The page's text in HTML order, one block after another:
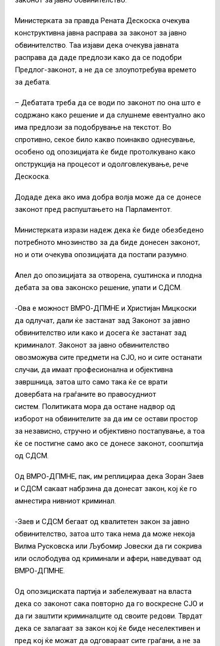
Министерката за правда Рената Дескоска очекува
конструктивна јавна расправа за законот за јавно
обвинителство. Таа изјави дека очекува јавната
расправа да даде предлози како да се подобри
Предлог-законот, а не да се злоупотребува времето
за дебата.
– Дебатата треба да се води по законот по она што е
содржано како решение и да слушнеме евентуално ако
има предлози за подобрување на текстот. Во
спротивно, секое било какво поинакво однесување,
особено од опозицијата ќе биде протолкувано како
опструкција на процесот и одолговлекување, рече
Дескоска.
Додаде дека ако има добра волја може да се донесе
законот пред распуштањето на Парламентот.
Министерката изрази надеж дека ќе биде обезбедено
потребното мнозинство за да биде донесен законот,
но и оти очекува опозицијата да постапи разумно.
Апел до опозицијата за отворена, суштинска и плодна
дебата за ова законско решение, упати и СДСМ.
-Ова е можност ВМРО-ДПМНЕ и Христијан Мицкоски
да одлучат, дали ќе застанат зад Законот за јавно
обвинителство или како и досега ќе застанат зад
криминалот. Законот за јавно обвинителство
овозможува сите предмети на СЈО, но и сите останати
случаи, да имаат професионална и објективна
завршница, затоа што само така ќе се врати
довербата на граѓаните во правосудниот
систем. Политиката мора да остане надвор од
изборот на обвинителите за да им се остави простор
за независно, стручно и објективно постапување, а тоа
ќе се постигне само ако се донесе законот, соопштија
од СДСМ.
Од ВМРО-ДПМНЕ, пак, им реплицираа дека Зоран Заев
и СДСМ сакаат набрзина да донесат закон, кој ќе го
амнестира нивниот криминал.
-Заев и СДСМ бегаат од квалитетен закон за јавно
обвинителство, затоа што така нема да може некоја
Вилма Русковска или Љубомир Јовески да ги сокрива
или ослободува од криминали и афери, наведуваат од
ВМРО-ДПМНЕ.
Од опозициската партија и забележуваат на власта
дека со законот сака повторно да го воскресне СЈО и
да ги заштити криминалците од своите редови. Тврдат
дека се залагаат за закон кој ќе биде неселективен и
пред кој ќе можат да одговараат сите граѓани, а не за